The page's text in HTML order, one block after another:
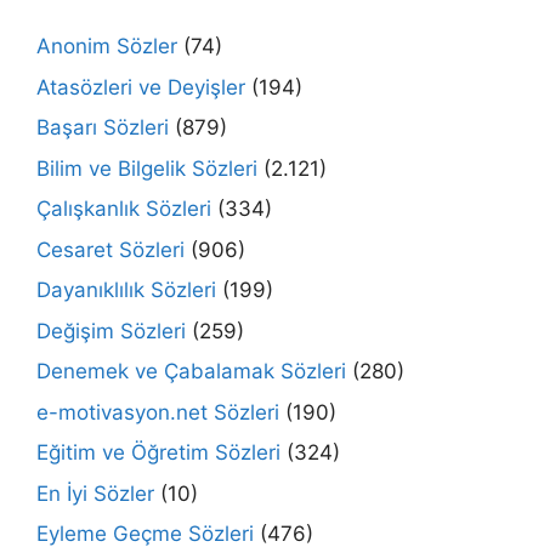
Anonim Sözler (74)
Atasözleri ve Deyişler (194)
Başarı Sözleri (879)
Bilim ve Bilgelik Sözleri (2.121)
Çalışkanlık Sözleri (334)
Cesaret Sözleri (906)
Dayanıklılık Sözleri (199)
Değişim Sözleri (259)
Denemek ve Çabalamak Sözleri (280)
e-motivasyon.net Sözleri (190)
Eğitim ve Öğretim Sözleri (324)
En İyi Sözler (10)
Eyleme Geçme Sözleri (476)